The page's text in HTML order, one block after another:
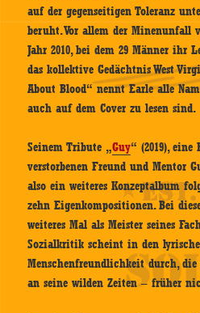
auf der gegenseitigen Toleranz
beruht. Vor allem der Minenunfall
Jahr 2010, bei dem 29 Männer ihr
das kollektive Gedächtnis West
About Blood“ nennt Earle alle
auch auf dem Cover zu lesen sind.
Seinem Tribute „Guy“ (2019),
verstorbenen Freund und Mentor
also ein weiteres Konzeptalbum
zehn Eigenkompositionen. Bei
weiteres Mal als Meister seines
Sozialkritik scheint in den
Menschenfreundlichkeit durch,
an seine wilden Zeiten – früher